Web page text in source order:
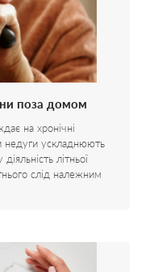
поза домом
на хронічні
недуги ускладнюють
літньої
слід належним